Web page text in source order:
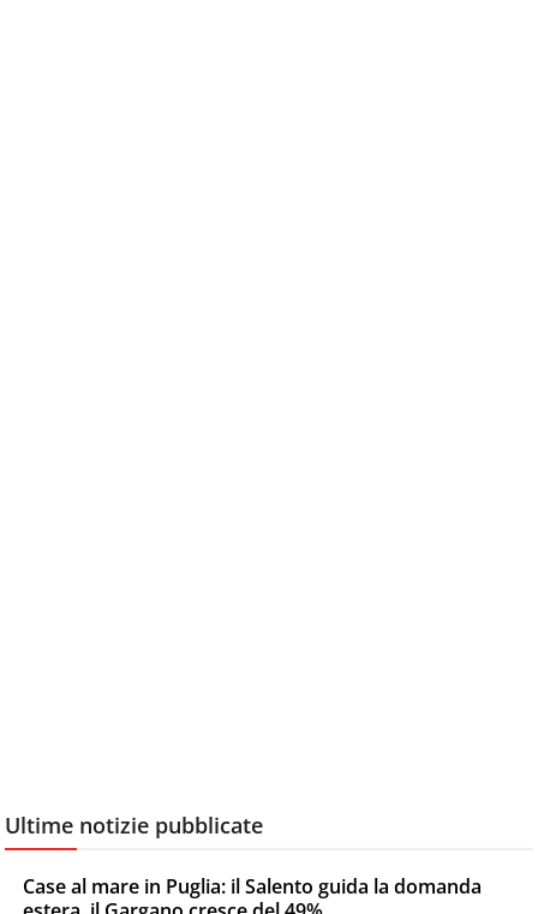
Ultime notizie pubblicate
Case al mare in Puglia: il Salento guida la domanda